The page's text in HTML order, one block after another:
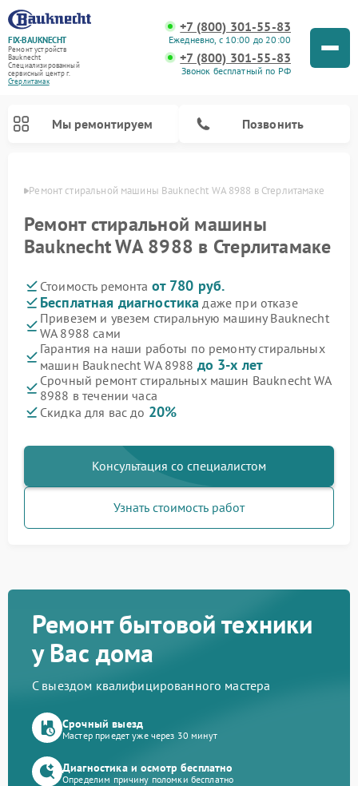
FIX-BAUKNECHT
Ремонт устройств
Bauknecht
Специализированный
cервисный центр г.
Стерлитамак
+7 (800) 301-55-83
Ежедневно, с 10:00 до 20:00
+7 (800) 301-55-83
Звонок бесплатный по РФ
Мы ремонтируем Позвонить
Ремонт стиральной машины Bauknecht WA 8988 в Стерлитамаке
Ремонт стиральной машины
Bauknecht WA 8988 в Стерлитамаке
Стоимость ремонта от 780 руб.
Бесплатная диагностика даже при отказе
Привезем и увезем стиральную машину Bauknecht
WA 8988 сами
Гарантия на наши работы по ремонту стиральных
машин Bauknecht WA 8988 до 3-х лет
Срочный ремонт стиральных машин Bauknecht WA
8988 в течении часа
Скидка для вас до 20%
Консультация со специалистом
Узнать стоимость работ
Ремонт бытовой техники
у Вас дома
С выездом квалифицированного мастера
Срочный выезд
Мастер приедет уже через 30 минут
Диагностика и осмотр бесплатно
Определим причину поломки бесплатно